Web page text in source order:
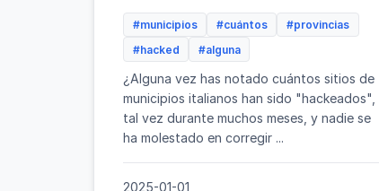
#municipios #cuántos
#provincias
#hacked
#alguna
¿Alguna vez has notado cuántos sitios de
municipios italianos han sido "hackeados",
tal vez durante muchos meses, y nadie se
ha molestado en corregir ...
2025-01-01